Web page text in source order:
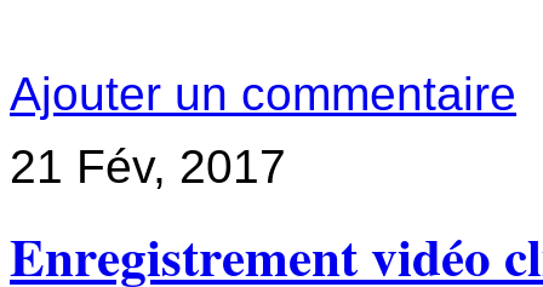
Ajouter un commentaire
21 Fév, 2017
Enregistrement vidéo